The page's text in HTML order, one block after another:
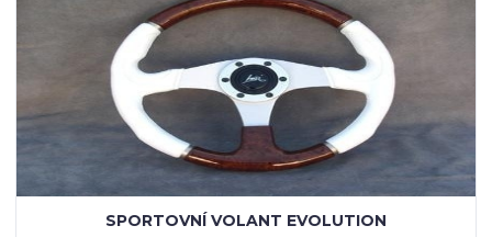
SPORTOVNÍ VOLANT EVOLUTION